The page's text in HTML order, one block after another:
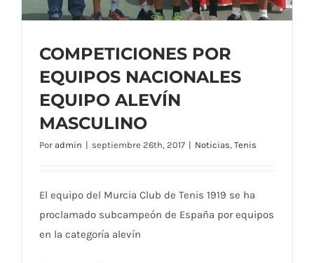
COMPETICIONES POR EQUIPOS
NACIONALES EQUIPO ALEVÍN
COMPETICIONES POR
EQUIPOS NACIONALES
EQUIPO ALEVÍN
MASCULINO
Por admin | septiembre 26th, 2017 | Noticias, Tenis
El equipo del Murcia Club de Tenis 1919 se ha
proclamado subcampeón de España por equipos
en la categoría alevín